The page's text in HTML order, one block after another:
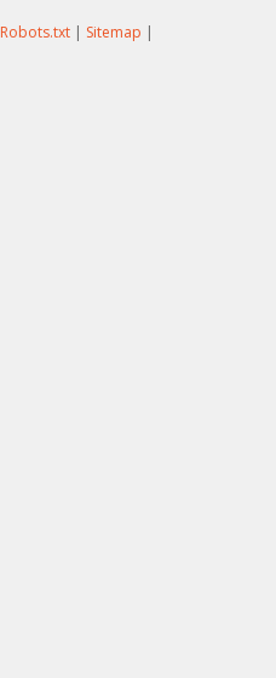
Robots.txt Sitemap